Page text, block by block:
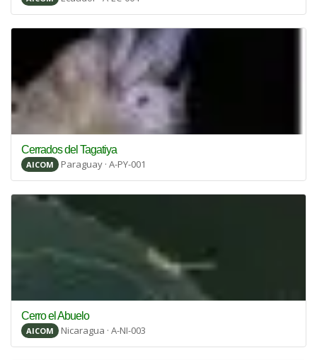
Cerrados del Tagatiya
AICOM Paraguay · A-PY-001
Cerro el Abuelo
AICOM Nicaragua · A-NI-003